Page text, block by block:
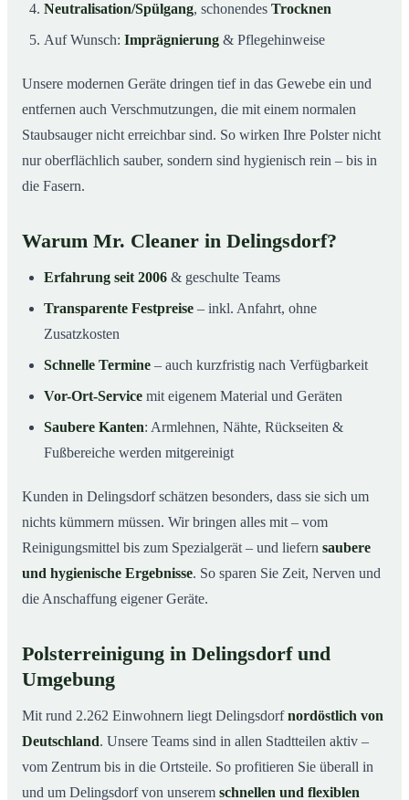
Neutralisation/Spülgang, schonendes Trocknen
Auf Wunsch: Imprägnierung & Pflegehinweise
Unsere modernen Geräte dringen tief in das Gewebe ein und
entfernen auch Verschmutzungen, die mit einem normalen
Staubsauger nicht erreichbar sind. So wirken Ihre Polster nicht
nur oberflächlich sauber, sondern sind hygienisch rein – bis in
die Fasern.
Warum Mr. Cleaner in Delingsdorf?
Erfahrung seit 2006 & geschulte Teams
Transparente Festpreise – inkl. Anfahrt, ohne
Zusatzkosten
Schnelle Termine – auch kurzfristig nach Verfügbarkeit
Vor-Ort-Service mit eigenem Material und Geräten
Saubere Kanten: Armlehnen, Nähte, Rückseiten &
Fußbereiche werden mitgereinigt
Kunden in Delingsdorf schätzen besonders, dass sie sich um
nichts kümmern müssen. Wir bringen alles mit – vom
Reinigungsmittel bis zum Spezialgerät – und liefern saubere
und hygienische Ergebnisse. So sparen Sie Zeit, Nerven und
die Anschaffung eigener Geräte.
Polsterreinigung in Delingsdorf und
Umgebung
Mit rund 2.262 Einwohnern liegt Delingsdorfnordöstlich von
Deutschland. Unsere Teams sind in allen Stadtteilen aktiv –
vom Zentrum bis in die Ortsteile. So profitieren Sie überall in
und um Delingsdorf von unserem schnellen und flexiblen